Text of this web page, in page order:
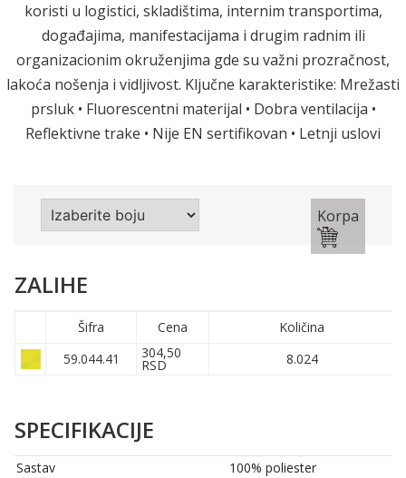
koristi u logistici, skladištima, internim transportima,
događajima, manifestacijama i drugim radnim ili
organizacionim okruženjima gde su važni prozračnost,
lakoća nošenja i vidljivost. Ključne karakteristike: Mrežasti
prsluk • Fluorescentni materijal • Dobra ventilacija •
Reflektivne trake • Nije EN sertifikovan • Letnji uslovi
Korpa
ZALIHE
Šifra Cena
Količina
59.044.41
304,50
RSD 8.024
SPECIFIKACIJE
Sastav
100% poliester